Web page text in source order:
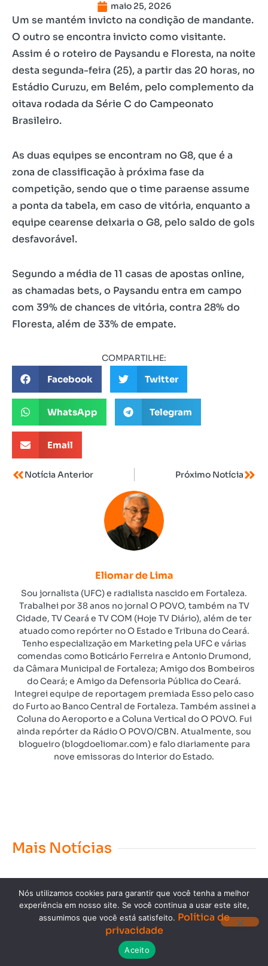
maio 25, 2026
Um se mantém invicto na condição de mandante.
O outro se encontra invicto como visitante.
Assim é o roteiro de Paysandu e Floresta, na noite
desta segunda-feira (25), a partir das 20 horas, no
Estádio Curuzu, em Belém, pelo complemento da
oitava rodada da Série C do Campeonato
Brasileiro.
As duas equipes se encontram no G8, que é a
zona de classificação à próxima fase da
competição, sendo que o time paraense assume
a ponta da tabela, em caso de vitória, enquanto a
equipe cearense deixaria o G8, pelo saldo de gols
desfavorável.
Segundo a média de 11 casas de apostas online,
as chamadas bets, o Paysandu entra em campo
com 39% de chances de vitória, contra 28% do
Floresta, além de 33% de empate.
COMPARTILHE:
Facebook Twitter
WhatsApp Telegram
Email
Notícia Anterior Próximo Notícia
Eliomar de Lima
Sou jornalista (UFC) e radialista nascido em Fortaleza.
Trabalhei por 38 anos no jornal O POVO, também na TV
Cidade, TV Ceará e TV COM (Hoje TV Diário), além de ter
atuado como repórter no O Estado e Tribuna do Ceará.
Tenho especialização em Marketing pela UFC e várias
comendas como Boticário Ferreira e Antonio Drumond,
da Câmara Municipal de Fortaleza; Amigo dos Bombeiros
do Ceará; e Amigo da Defensoria Pública do Ceará.
Integrei equipe de reportagem premiada Esso pelo caso
do Furto ao Banco Central de Fortaleza. Também assinei a
Coluna do Aeroporto e a Coluna Vertical do O POVO. Fui
ainda repórter da Rádio O POVO/CBN. Atualmente, sou
blogueiro (blogdoeliomar.com) e falo diariamente para
nove emissoras do Interior do Estado.
Mais Notícias
Copyright © 2023. Todos os direitos reservados.
Nós utilizamos cookies para garantir que você tenha a melhor
experiência em nosso site. Se você continua a usar este site,
assumimos que você está satisfeito. Política de
privacidade
Aceito